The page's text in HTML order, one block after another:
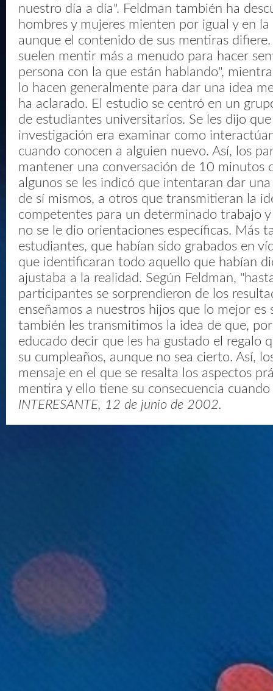
nuestro día a día". Feldman también ha
hombres y mujeres mienten por igual y en
aunque el contenido de sus mentiras difiere.
suelen mentir más a menudo para hacer
persona con la que están hablando",
lo hacen generalmente para dar una idea
ha aclarado. El estudio se centró en un
de estudiantes universitarios. Se les dijo
investigación era examinar como
cuando conocen a alguien nuevo. Así, los
mantener una conversación de 10 minutos
algunos se les indicó que intentaran dar
de sí mismos, a otros que transmitieran la
competentes para un determinado trabajo
no se le dio orientaciones específicas. Más
estudiantes, que habían sido grabados en
que identificaran todo aquello que habían
ajustaba a la realidad. Según Feldman,
participantes se sorprendieron de los
enseñamos a nuestros hijos que lo mejor es
también les transmitimos la idea de que,
educado decir que les ha gustado el regalo
su cumpleaños, aunque no sea cierto. Así,
mensaje en el que se resalta los aspectos
mentira y ello tiene su consecuencia
INTERESANTE, 12 de junio de 2002.